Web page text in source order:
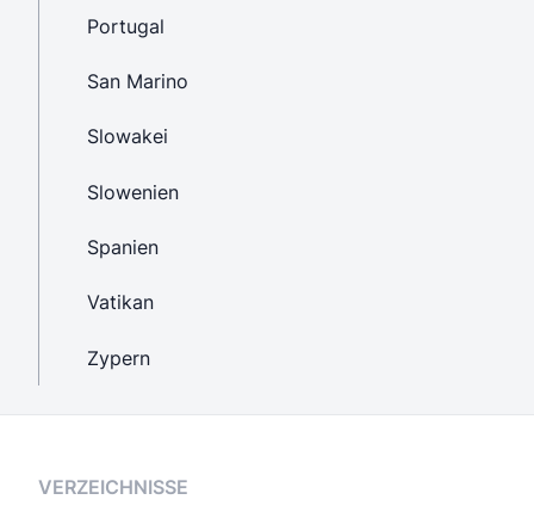
Portugal
San Marino
Slowakei
Slowenien
Spanien
Vatikan
Zypern
VERZEICHNISSE